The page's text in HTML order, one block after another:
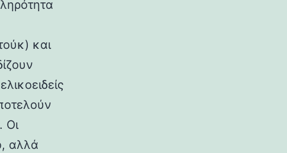
και
Οι
αλλά